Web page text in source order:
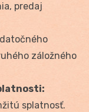
predaj
záložného
splatnosť.